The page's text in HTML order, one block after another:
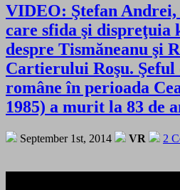
VIDEO: Ştefan
care sfida şi dispreţuia
despre Tismăneanu şi
Cartierului Roşu.
române în perioada
1985) a murit la 83 de
September 1st, 2014 VR 2